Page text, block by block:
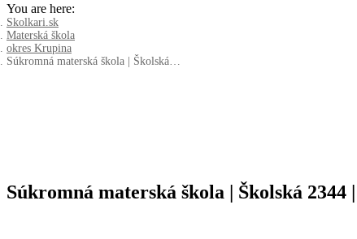
You are here:
Skolkari.sk
Materská škola
okres Krupina
Súkromná materská škola | Školská…
Súkromná materská škola | Školská 2344